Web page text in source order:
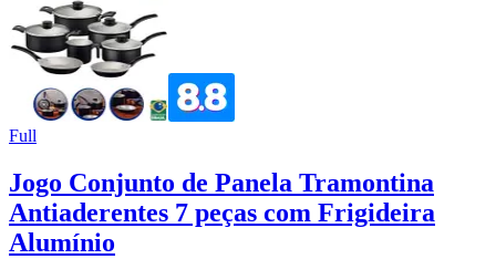
Full
Jogo Conjunto de Panela Tramontina
Antiaderentes 7 peças com Frigideira
Alumínio